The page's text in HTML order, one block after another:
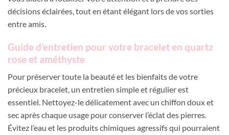
décisions éclairées, tout en étant élégant lors de vos sorties
entre amis.
Guide d’entretien pour votre bracelet en quartz
rose et améthyste
Pour préserver toute la beauté et les bienfaits de votre
précieux bracelet, un entretien simple et régulier est
essentiel. Nettoyez-le délicatement avec un chiffon doux et
sec après chaque usage pour conserver l’éclat des pierres.
Évitez l’eau et les produits chimiques agressifs qui pourraient